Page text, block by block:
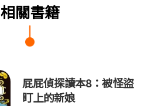
相關書籍
屁屁偵探讀本8：被怪盜
盯上的新娘